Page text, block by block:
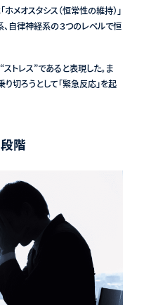
メオスタシス（恒常性の維持）」
、自律神経系の３つのレベルで恒
トレス”であると表現した。ま
切ろうとして「緊急反応」を起
階